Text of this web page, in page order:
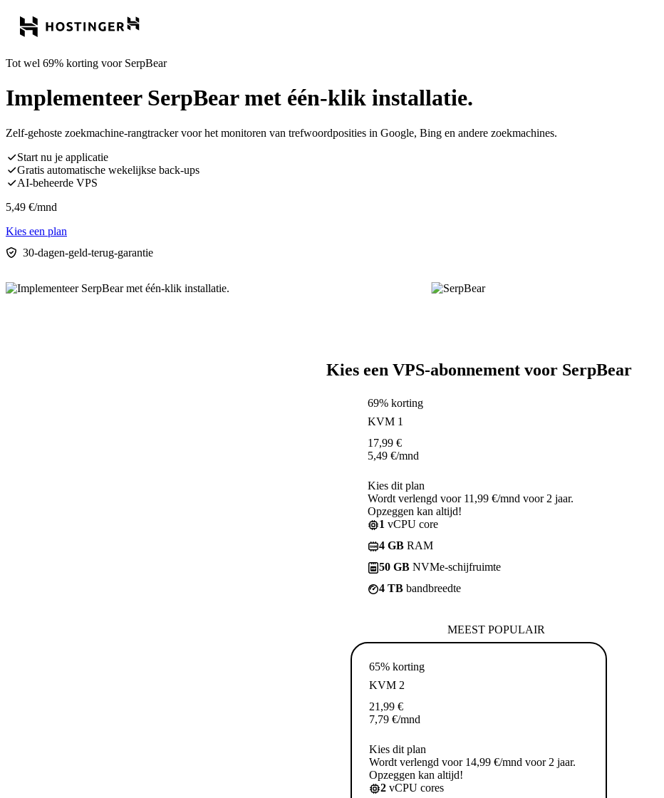
Tot wel 69% korting voor SerpBear
Implementeer SerpBear met één-klik installatie.
Zelf-gehoste zoekmachine-rangtracker voor het monitoren van trefwoordposities in Google, Bing en andere zoekmachines.
Start nu je applicatie
Gratis automatische wekelijkse back-ups
AI-beheerde VPS
5,49 €/mnd
Kies een plan
30-dagen-geld-terug-garantie
Kies een VPS-abonnement voor SerpBear
69% korting
KVM 1
17,99 €
5,49 €/mnd
Kies dit plan
Wordt verlengd voor 11,99 €/mnd voor 2 jaar.
Opzeggen kan altijd!
1 vCPU core
4 GB RAM
50 GB NVMe-schijfruimte
4 TB bandbreedte
MEEST POPULAIR
65% korting
KVM 2
21,99 €
7,79 €/mnd
Kies dit plan
Wordt verlengd voor 14,99 €/mnd voor 2 jaar.
Opzeggen kan altijd!
2 vCPU cores